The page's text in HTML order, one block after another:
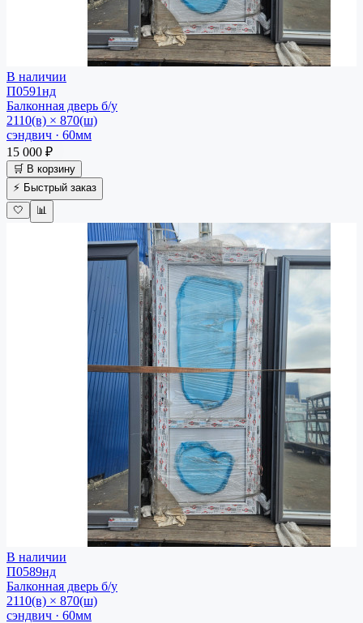
В наличии
П0591нд
Балконная дверь б/у
2110(в) × 870(ш)
сэндвич · 60мм
15 000 ₽
🛒 В корзину
⚡ Быстрый заказ
🤍
📊
В наличии
П0589нд
Балконная дверь б/у
2110(в) × 870(ш)
сэндвич · 60мм